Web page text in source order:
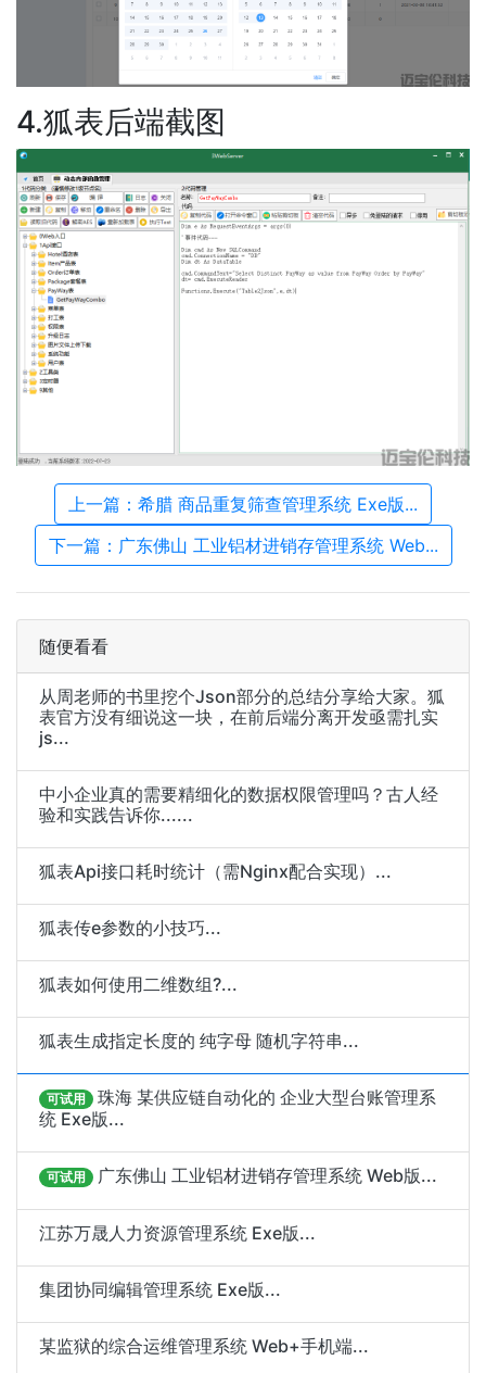
4.狐表后端截图
上一篇：希腊 商品重复筛查管理系统 Exe版...
下一篇：广东佛山 工业铝材进销存管理系统 Web...
随便看看
从周老师的书里挖个Json部分的总结分享给大家。狐
表官方没有细说这一块，在前后端分离开发亟需扎实
js...
中小企业真的需要精细化的数据权限管理吗？古人经
验和实践告诉你......
狐表Api接口耗时统计（需Nginx配合实现）...
狐表传e参数的小技巧...
狐表如何使用二维数组?...
狐表生成指定长度的 纯字母 随机字符串...
可试用
珠海 某供应链自动化的 企业大型台账管理系
统 Exe版...
可试用 广东佛山 工业铝材进销存管理系统 Web版...
江苏万晟人力资源管理系统 Exe版...
集团协同编辑管理系统 Exe版...
某监狱的综合运维管理系统 Web+手机端...